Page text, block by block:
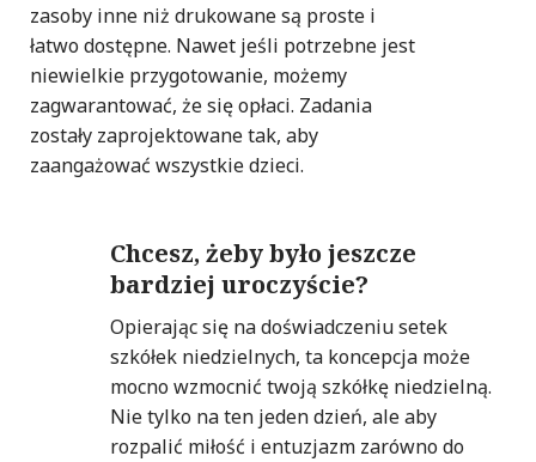
zasoby inne niż drukowane są proste i
łatwo dostępne. Nawet jeśli potrzebne jest
niewielkie przygotowanie, możemy
zagwarantować, że się opłaci. Zadania
zostały zaprojektowane tak, aby
zaangażować wszystkie dzieci.
Chcesz, żeby było jeszcze
bardziej uroczyście?
Opierając się na doświadczeniu setek
szkółek niedzielnych, ta koncepcja może
mocno wzmocnić twoją szkółkę niedzielną.
Nie tylko na ten jeden dzień, ale aby
rozpalić miłość i entuzjazm zarówno do